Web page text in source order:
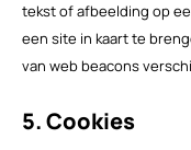
tekst of afbeelding op
een site in kaart te
van web beacons
5. Cookies